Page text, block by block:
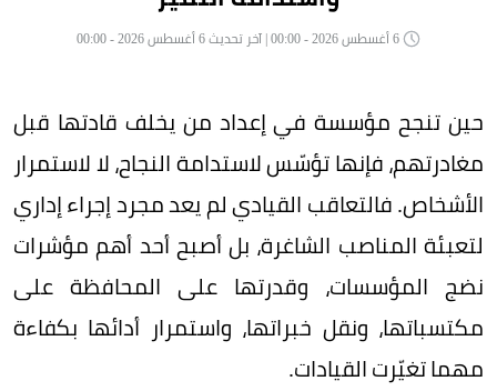
حين تنجح مؤسسة في إعداد من يخلف قادتها قبل
مغادرتهم، فإنها تؤسّس لاستدامة النجاح، لا لاستمرار
الأشخاص. فالتعاقب القيادي لم يعد مجرد إجراء إداري
لتعبئة المناصب الشاغرة، بل أصبح أحد أهم مؤشرات
نضج المؤسسات، وقدرتها على المحافظة على
مكتسباتها، ونقل خبراتها، واستمرار أدائها بكفاءة
مهما تغيّرت القيادات.